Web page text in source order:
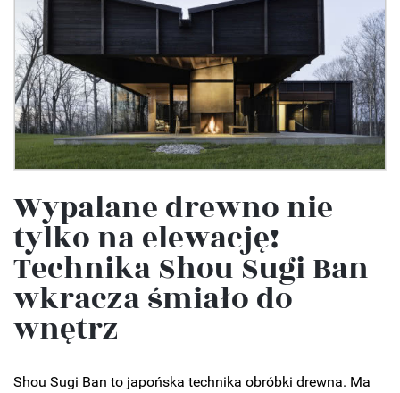
Wypalane drewno nie
tylko na elewację!
Technika Shou Sugi Ban
wkracza śmiało do
wnętrz
Shou Sugi Ban to japońska technika obróbki drewna. Ma